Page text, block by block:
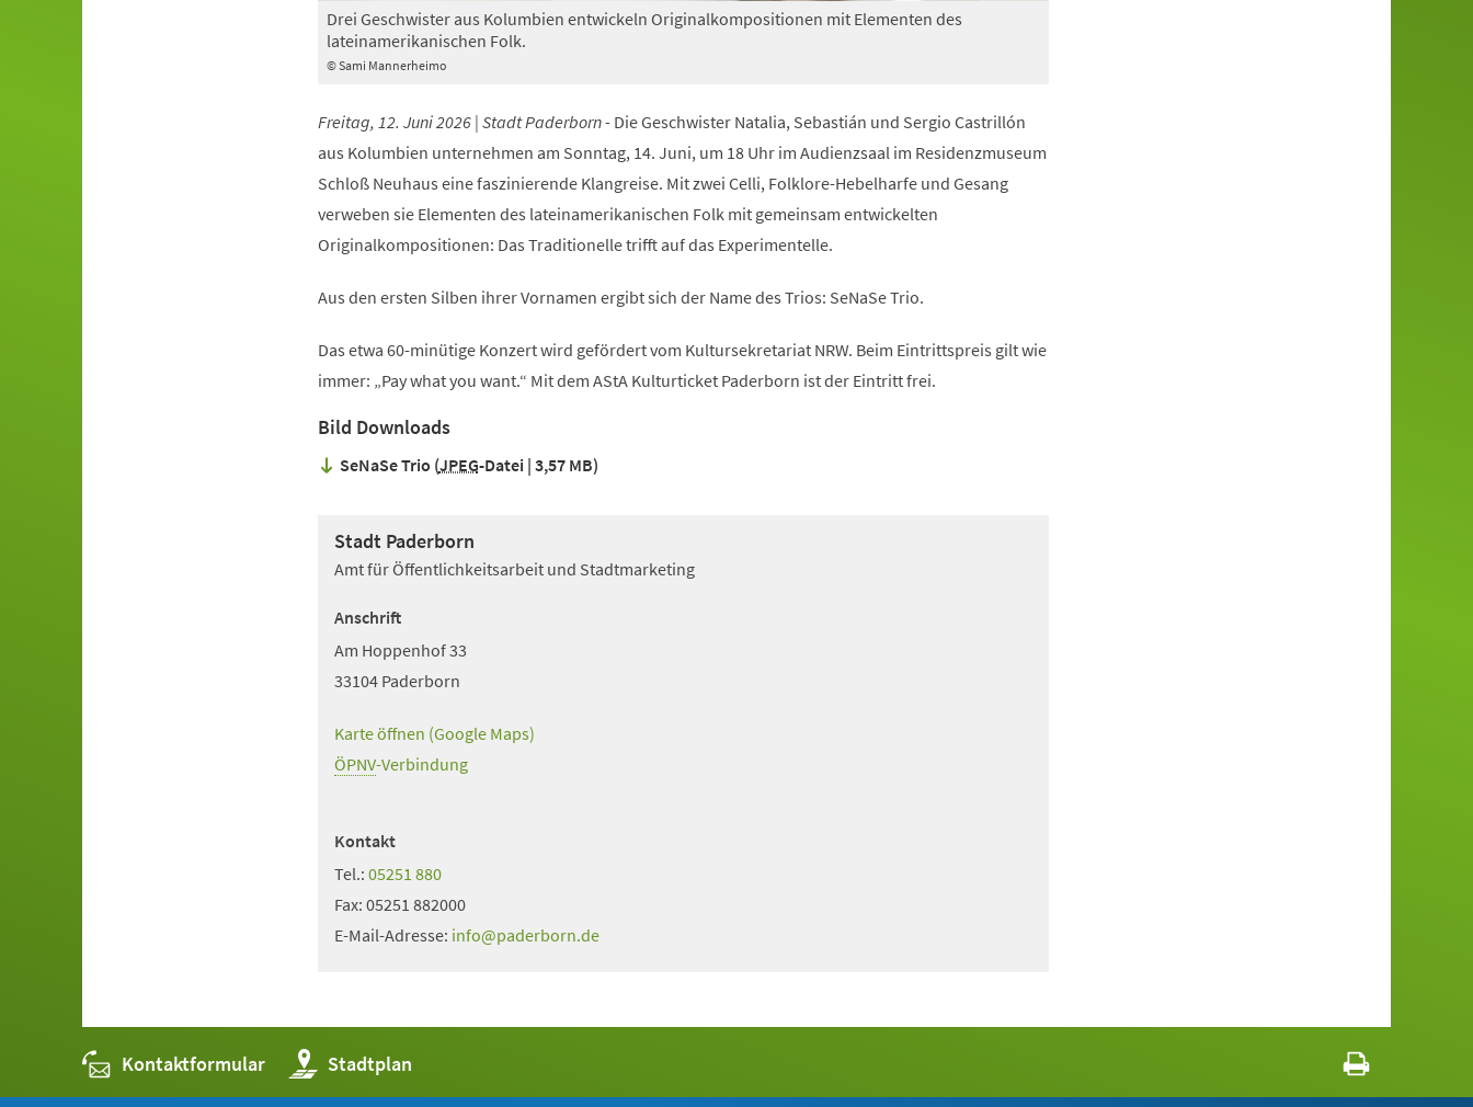
© Sami Mannerheimo
Drei Geschwister aus Kolumbien entwickeln Originalkompositionen mit Elementen des
lateinamerikanischen Folk.
Freitag, 12. Juni 2026 | Stadt Paderborn - Die Geschwister Natalia, Sebastián und Sergio Castrillón
aus Kolumbien unternehmen am Sonntag, 14. Juni, um 18 Uhr im Audienzsaal im Residenzmuseum
Schloß Neuhaus eine faszinierende Klangreise. Mit zwei Celli, Folklore-Hebelharfe und Gesang
verweben sie Elementen des lateinamerikanischen Folk mit gemeinsam entwickelten
Originalkompositionen: Das Traditionelle trifft auf das Experimentelle.
Aus den ersten Silben ihrer Vornamen ergibt sich der Name des Trios: SeNaSe Trio.
Das etwa 60-minütige Konzert wird gefördert vom Kultursekretariat NRW. Beim Eintrittspreis gilt wie
immer: „Pay what you want.“ Mit dem AStA Kulturticket Paderborn ist der Eintritt frei.
Bild Downloads
SeNaSe Trio JPEG-Datei 3,57 MB
Stadt Paderborn
Amt für Öffentlichkeitsarbeit und Stadtmarketing
Anschrift
Am Hoppenhof 33
33104 Paderborn
Karte öffnen (Google Maps)
(Öffnet
in
ÖPNV-Verbindung
(Öffnet
Tab)
Kontakt
Tel.: 05251 880
Fax: 05251 882000
E-Mail-Adresse: info paderborn de
Kontaktformular Stadtplan
(Öffnet
in